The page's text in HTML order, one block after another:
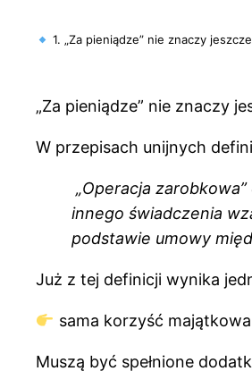
1. „Za pieniądze” nie znaczy
„Za pieniądze” nie znaczy
W przepisach unijnych
„Operacja
innego świadczenia
podstawie umowy
Już z tej definicji wynika
sama korzyść
Muszą być spełnione